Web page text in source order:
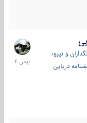
و نیروهای ویژه‌ی دریایی
دریایی
22
بهمن
1404